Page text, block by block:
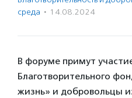
среда · 14.08.2024
В форуме примут
Благотворительного
жизнь» и добровольцы